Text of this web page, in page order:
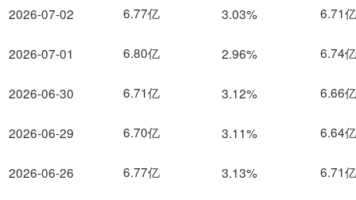
2026-07-02
2026-07-01
2026-06-30
2026-06-29
2026-06-26
6.77亿 3.03% 6.71亿
6.80亿 2.96% 6.74亿
6.71亿 3.12% 6.66亿
6.70亿 3.11% 6.64亿
6.77亿 3.13% 6.71亿